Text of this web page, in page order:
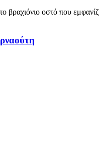
βραχιόνιο οστό που